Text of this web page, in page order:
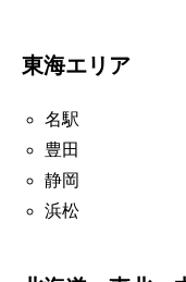
東海エリア
名駅
豊田
静岡
浜松